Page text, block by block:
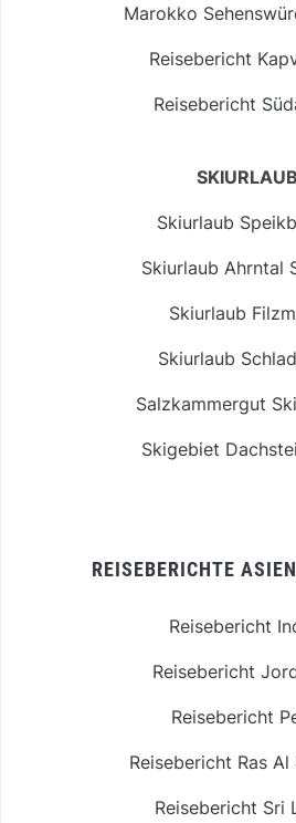
Marokko
Reisebericht
Reisebericht
SKIURLAUB
Skiurlaub
Skiurlaub Ahrntal
Skiurlaub
Skiurlaub
Salzkammergut
Skigebiet
REISEBERICHTE
Reisebericht
Reisebericht
Reisebericht
Reisebericht Ras Al
Reisebericht Sri